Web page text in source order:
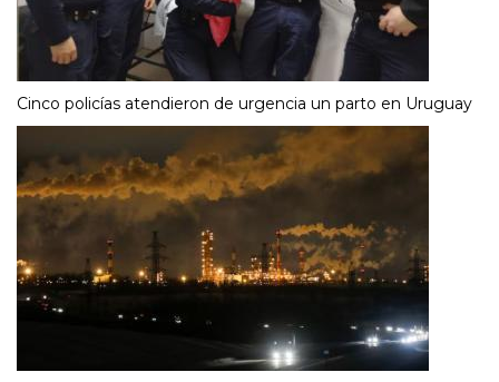
Cinco policías atendieron de urgencia un parto en Uruguay